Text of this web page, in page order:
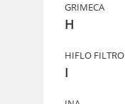
GRIMECA
H
HIFLO FILTRO
I